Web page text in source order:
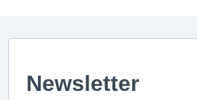
Newsletter